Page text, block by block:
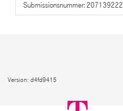
Submissionsnummer: 207139222
Version: d4fd9415